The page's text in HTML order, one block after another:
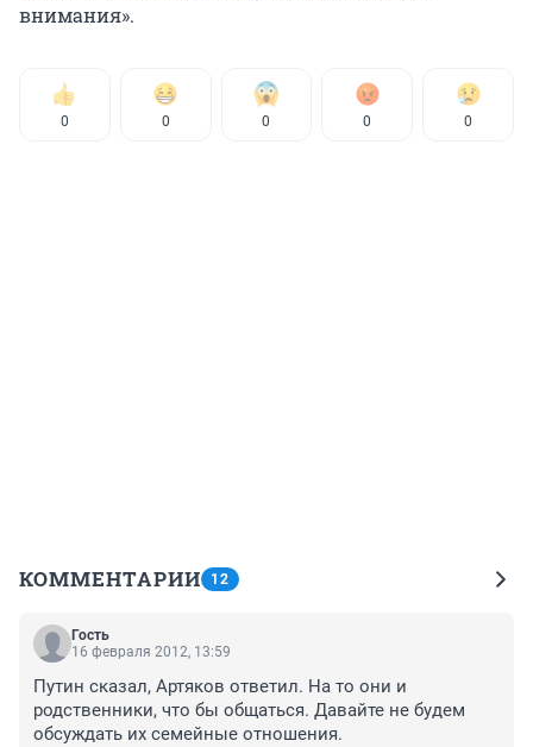
внимания».
0 0 0 0 0
КОММЕНТАРИИ 12
Гость
16 февраля 2012, 13:59
Путин сказал, Артяков ответил. На то они и
родственники, что бы общаться. Давайте не будем
обсуждать их семейные отношения.